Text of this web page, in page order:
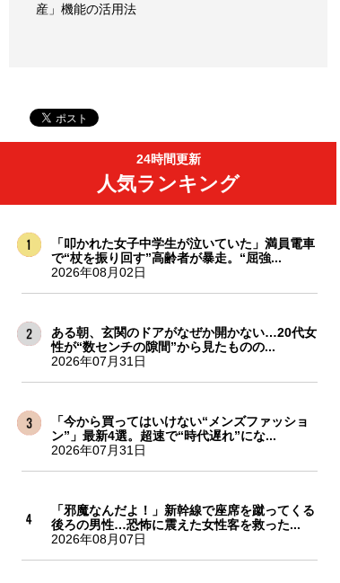
産」機能の活用法
24時間更新
人気ランキング
「叩かれた女子中学生が泣いていた」満員電車
で“杖を振り回す”高齢者が暴走。“屈強...
2026年08月02日
ある朝、玄関のドアがなぜか開かない…20代女
性が“数センチの隙間”から見たものの...
2026年07月31日
「今から買ってはいけない“メンズファッショ
ン”」最新4選。超速で“時代遅れ”にな...
2026年07月31日
「邪魔なんだよ！」新幹線で座席を蹴ってくる
後ろの男性…恐怖に震えた女性客を救った...
2026年08月07日